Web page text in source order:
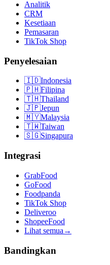
Analitik
CRM
Kesetiaan
Pemasaran
TikTok Shop
Penyelesaian
🇮🇩Indonesia
🇵🇭Filipina
🇹🇭Thailand
🇯🇵Jepun
🇲🇾Malaysia
🇹🇼Taiwan
🇸🇬Singapura
Integrasi
GrabFood
GoFood
Foodpanda
TikTok Shop
Deliveroo
ShopeeFood
Lihat semua →
Bandingkan